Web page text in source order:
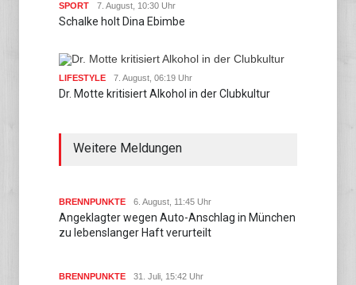
SPORT 7. August, 10:30 Uhr
Schalke holt Dina Ebimbe
LIFESTYLE 7. August, 06:19 Uhr
Dr. Motte kritisiert Alkohol in der Clubkultur
Weitere Meldungen
BRENNPUNKTE 6. August, 11:45 Uhr
Angeklagter wegen Auto-Anschlag in München
zu lebenslanger Haft verurteilt
BRENNPUNKTE 31. Juli, 15:42 Uhr